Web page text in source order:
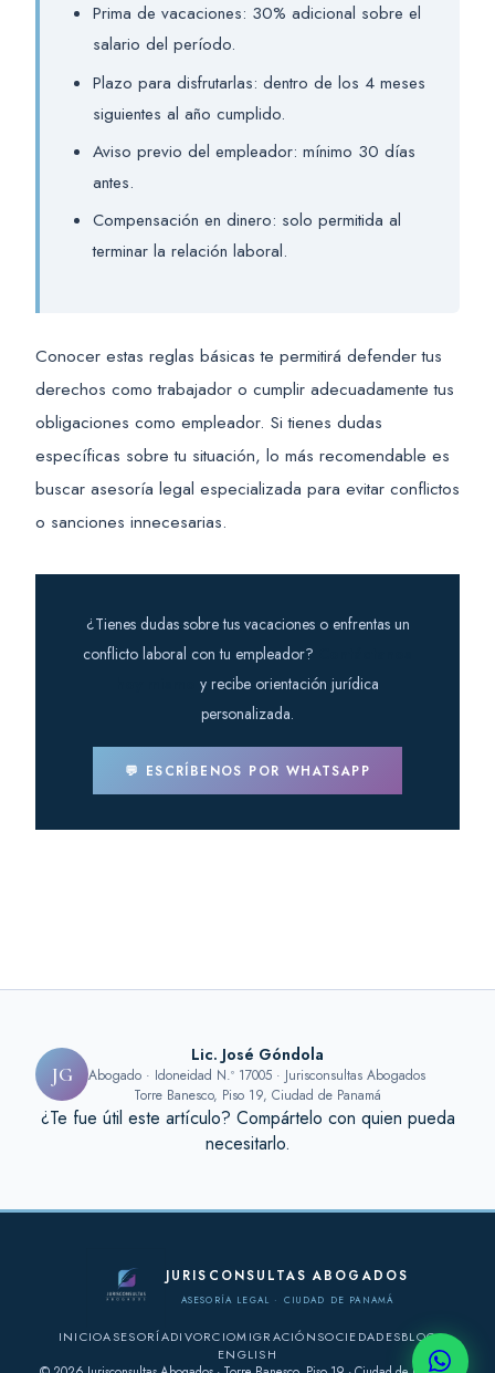
Prima de vacaciones: 30% adicional sobre el
salario del período.
Plazo para disfrutarlas: dentro de los 4 meses
siguientes al año cumplido.
Aviso previo del empleador: mínimo 30 días
antes.
Compensación en dinero: solo permitida al
terminar la relación laboral.
Conocer estas reglas básicas te permitirá defender tus
derechos como trabajador o cumplir adecuadamente tus
obligaciones como empleador. Si tienes dudas
específicas sobre tu situación, lo más recomendable es
buscar asesoría legal especializada para evitar conflictos
o sanciones innecesarias.
¿Tienes dudas sobre tus vacaciones o enfrentas un
conflicto laboral con tu empleador?
y recibe orientación jurídica
personalizada.
💬 ESCRÍBENOS POR WHATSAPP
JG
Lic. José Góndola
Abogado · Idoneidad N.º 17005 · Jurisconsultas Abogados
Torre Banesco, Piso 19, Ciudad de Panamá
¿Te fue útil este artículo? Compártelo con quien pueda
necesitarlo.
JURISCONSULTAS ABOGADOS
ASESORÍA LEGAL · CIUDAD DE PANAMÁ
INICIOASESORÍADIVORCIOMIGRACIÓNSOCIEDADESBLOG
ENGLISH